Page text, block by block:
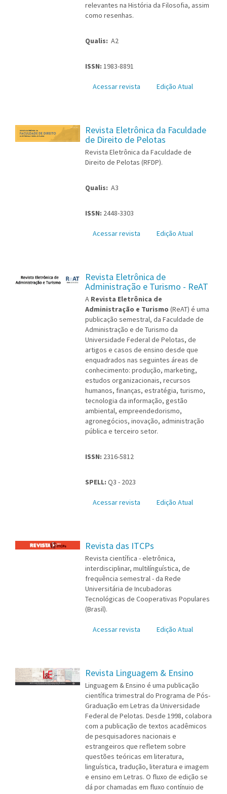
relevantes na História da Filosofia, assim
como resenhas.
Qualis: A2
ISSN: 1983-8891
Acessar revista Edição Atual
Revista Eletrônica da Faculdade
de Direito de Pelotas
Revista Eletrônica da Faculdade de
Direito de Pelotas (RFDP).
Qualis: A3
ISSN: 2448-3303
Acessar revista Edição Atual
Revista Eletrônica de
Administração e Turismo - ReAT
A Revista Eletrônica de
Administração e Turismo (ReAT) é uma
publicação semestral, da Faculdade de
Administração e de Turismo da
Universidade Federal de Pelotas, de
artigos e casos de ensino desde que
enquadrados nas seguintes áreas de
conhecimento: produção, marketing,
estudos organizacionais, recursos
humanos, finanças, estratégia, turismo,
tecnologia da informação, gestão
ambiental, empreendedorismo,
agronegócios, inovação, administração
pública e terceiro setor.
ISSN: 2316-5812
SPELL: Q3 - 2023
Acessar revista Edição Atual
Revista das ITCPs
Revista científica - eletrônica,
interdisciplinar, multilínguística, de
frequência semestral - da Rede
Universitária de Incubadoras
Tecnológicas de Cooperativas Populares
(Brasil).
Acessar revista Edição Atual
Revista Linguagem & Ensino
Linguagem & Ensino é uma publicação
científica trimestral do Programa de Pós-
Graduação em Letras da Universidade
Federal de Pelotas. Desde 1998, colabora
com a publicação de textos acadêmicos
de pesquisadores nacionais e
estrangeiros que refletem sobre
questões teóricas em literatura,
linguística, tradução, literatura e imagem
e ensino em Letras. O fluxo de edição se
dá por chamadas em fluxo contínuio de